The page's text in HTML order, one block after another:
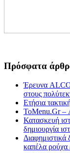
Πρόσφατα
Έρευνα
στους
Ετήσια
ToMenu.Gr –
Κατασκευή
δημιουργία
καπέλα ρούχα